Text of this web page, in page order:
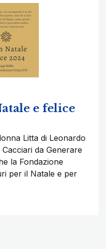
e felice
Litta di Leonardo
da Generare
la Fondazione
per il Natale e per